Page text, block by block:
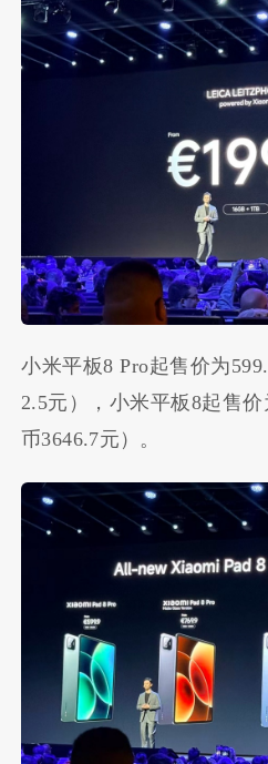
小米平板8 Pro起售价为
2.5元），小米平板8起售
币3646.7元）。